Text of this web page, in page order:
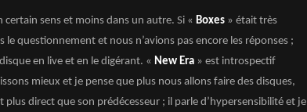
certain sens et moins dans un autre. Si « Boxes » était très
questionnement et nous n’avions pas encore les réponses ;
en live et en le digérant. « New Era » est introspectif
mieux et je pense que plus nous allons faire des disques,
plus direct que son prédécesseur ; il parle d’hypersensibilité et je